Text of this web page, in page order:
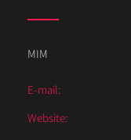
MIM
E-mail:
Website: